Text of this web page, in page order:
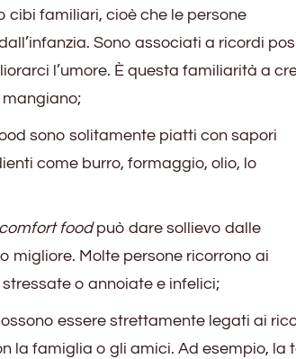
cibi familiari, cioè che le persone
Sono associati a ricordi
l’umore. È questa familiarità a
sono solitamente piatti con sapori
come burro, formaggio, olio, lo
comfort foodpuò dare sollievo dalle
migliore. Molte persone ricorrono ai
o annoiate e infelici;
essere strettamente legati ai
la famiglia o gli amici. Ad esempio, la